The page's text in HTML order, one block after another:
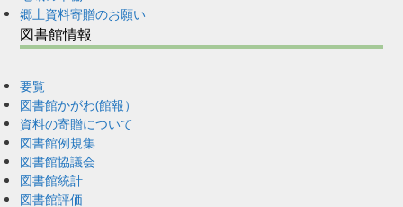
郷土資料寄贈のお願い
図書館情報
要覧
図書館かがわ(館報）
資料の寄贈について
図書館例規集
図書館協議会
図書館統計
図書館評価